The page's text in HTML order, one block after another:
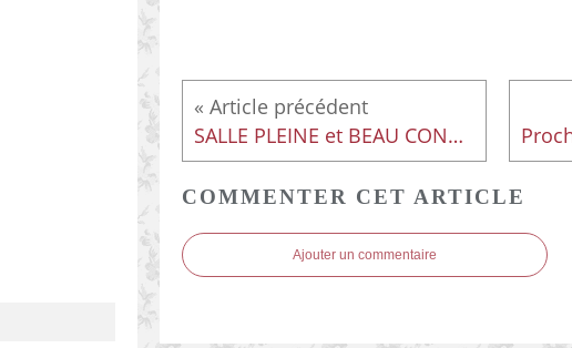
SALLE PLEINE et BEAU CONCERT À HAMBYE ( dimanche 10 Août 2025 )
COMMENTER CET ARTICLE
Ajouter un commentaire